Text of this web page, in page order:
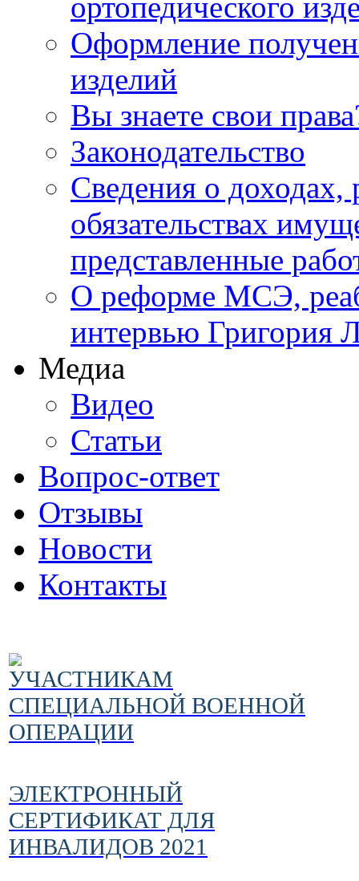
Оформление
изделий
Вы знаете свои
Законодательство
Сведения о доходах,
обязательствах
представленные
О реформе МСЭ,
интервью Григория
Медиа
Видео
Статьи
Вопрос-ответ
Отзывы
Новости
Контакты
УЧАСТНИКАМ
СПЕЦИАЛЬНОЙ ВОЕННОЙ
ОПЕРАЦИИ
ЭЛЕКТРОННЫЙ
СЕРТИФИКАТ ДЛЯ
ИНВАЛИДОВ 2021